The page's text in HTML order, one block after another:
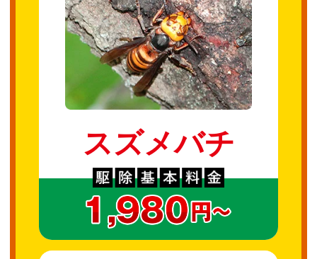
スズメバチ